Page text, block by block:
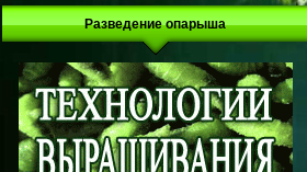
Разведение опарыша